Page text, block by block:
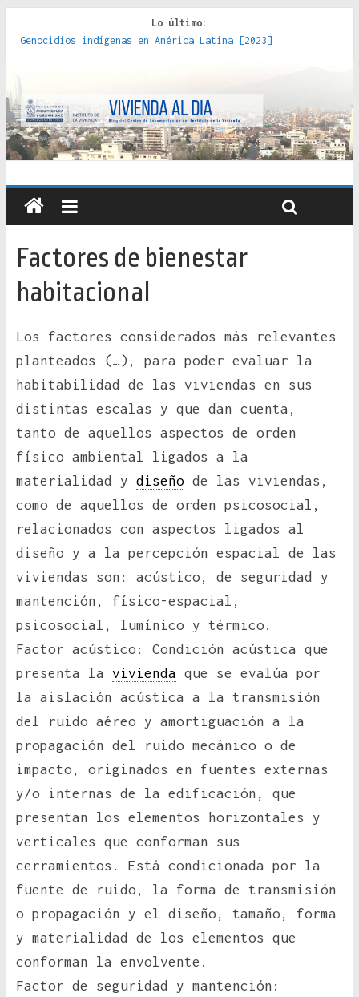
Lo último:
Genocidios indígenas en América Latina [2023]
políticas, prácticas y representaciones [2022]
crítica de las fronteras latinoamericanas [2020]
Criterios técnicos para una vivienda adecuada [2019]
Red de consultorios de la Caja del Seguro Obrero en
Santiago : un patrimonio emblemático [2014]
Factores de bienestar
habitacional
Los factores considerados más relevantes
planteados (…), para poder evaluar la
habitabilidad de las viviendas en sus
distintas escalas y que dan cuenta,
tanto de aquellos aspectos de orden
físico ambiental ligados a la
materialidad y diseñode las viviendas,
como de aquellos de orden psicosocial,
relacionados con aspectos ligados al
diseño y a la percepción espacial de las
viviendas son: acústico, de seguridad y
mantención, físico-espacial,
psicosocial, lumínico y térmico.
Factor acústico: Condición acústica que
presenta la vivienda que se evalúa por
la aislación acústica a la transmisión
del ruido aéreo y amortiguación a la
propagación del ruido mecánico o de
impacto, originados en fuentes externas
y/o internas de la edificación, que
presentan los elementos horizontales y
verticales que conforman sus
cerramientos. Está condicionada por la
fuente de ruido, la forma de transmisión
o propagación y el diseño, tamaño, forma
y materialidad de los elementos que
conforman la envolvente.
Factor de seguridad y mantención: